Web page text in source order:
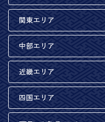
関東エリア
中部エリア
近畿エリア
四国エリア